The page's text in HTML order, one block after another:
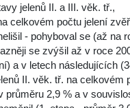
jelenů II. a III. věk. tř.,
celkovém počtu jelení
- pohyboval se (až na
se zvýšil až v roce
a v letech následujících
II. věk. tř. na celkovém
průměru 2,9 % a v